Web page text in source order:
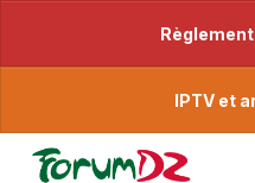
IPTV et